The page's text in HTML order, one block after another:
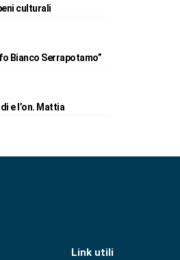
culturali
Bianco Serrapotamo”
e l’on. Mattia
Link utili